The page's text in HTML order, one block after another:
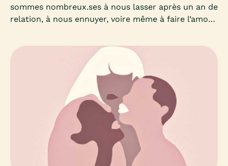
sommes nombreux.ses à nous lasser après un an de
relation, à nous ennuyer, voire même à faire l’amour
essoufflée, mais c’est aussi l’opportunité de
découvrir une nouvelle sexualité, plus profonde,
plus consciente et sans angoisse de fréquence ou
de rythme. Mia fait le point.